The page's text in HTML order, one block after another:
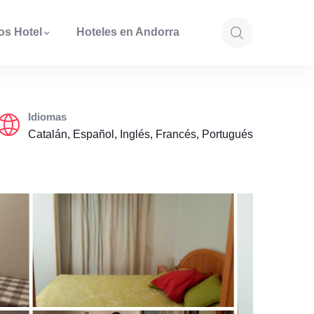
Hotel Hoteles en Andorra
Idiomas
Catalán, Español, Inglés, Francés, Portugués